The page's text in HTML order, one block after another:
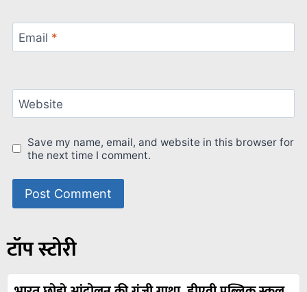
Email *
Website
Save my name, email, and website in this browser for
the next time I comment.
टॉप स्टोरी